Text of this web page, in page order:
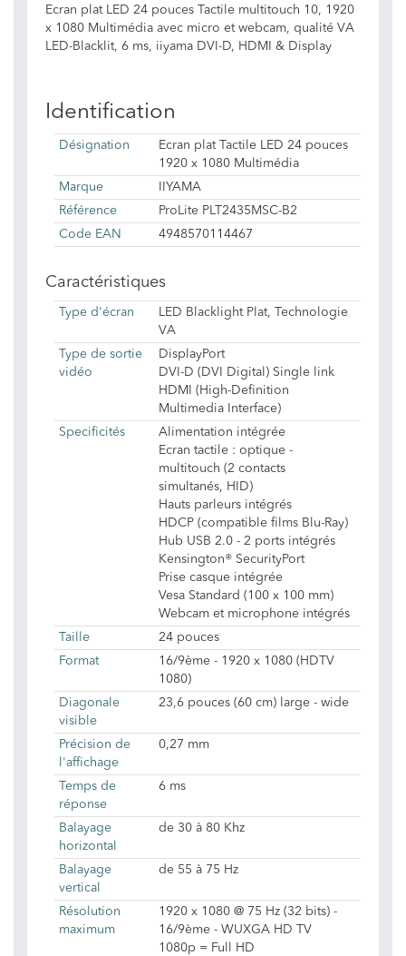
Ecran plat LED 24 pouces Tactile multitouch 10, 1920
x 1080 Multimédia avec micro et webcam, qualité VA
LED-Blacklit, 6 ms, iiyama DVI-D, HDMI & Display
Identification
Désignation
Ecran plat Tactile LED 24 pouces
1920 x 1080 Multimédia
Marque
IIYAMA
Référence
ProLite PLT2435MSC-B2
Code EAN
4948570114467
Caractéristiques
Type d'écran
LED Blacklight Plat, Technologie
VA
Type de sortie
vidéo
DisplayPort
DVI-D (DVI Digital) Single link
HDMI (High-Definition
Multimedia Interface)
Specificités
Alimentation intégrée
Ecran tactile : optique -
multitouch (2 contacts
simultanés, HID)
Hauts parleurs intégrés
HDCP (compatible films Blu-Ray)
Hub USB 2.0 - 2 ports intégrés
Kensington® SecurityPort
Prise casque intégrée
Vesa Standard (100 x 100 mm)
Webcam et microphone intégrés
Taille
24 pouces
Format
16/9ème - 1920 x 1080 (HDTV
1080)
Diagonale
visible
23,6 pouces (60 cm) large - wide
Précision de
l'affichage
0,27 mm
Temps de
réponse
6 ms
Balayage
horizontal
de 30 à 80 Khz
Balayage
vertical
de 55 à 75 Hz
Résolution
maximum
1920 x 1080 @ 75 Hz (32 bits) -
16/9ème - WUXGA HD TV
1080p = Full HD